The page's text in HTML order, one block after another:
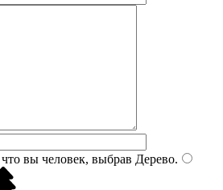
вы человек, выбрав Дерево.